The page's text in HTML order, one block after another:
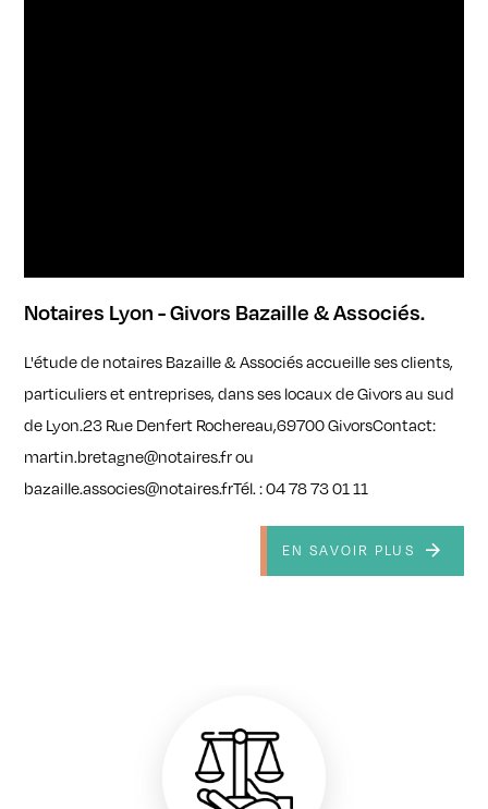
Notaires Lyon - Givors Bazaille & Associés.
L'étude de notaires Bazaille & Associés accueille ses clients,
particuliers et entreprises, dans ses locaux de Givors au sud
de Lyon.23 Rue Denfert Rochereau,69700 GivorsContact:
martin.bretagne@notaires.fr ou
bazaille.associes@notaires.frTél. : 04 78 73 01 11
EN SAVOIR PLUS